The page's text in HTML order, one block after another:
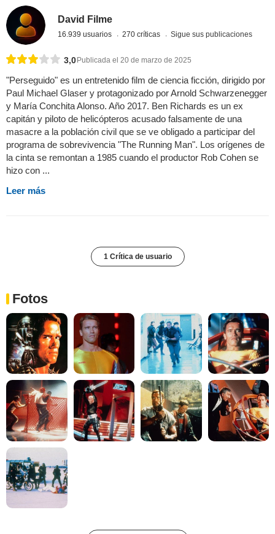
David Filme
16.939 usuarios 270 críticas Sigue sus publicaciones
3,0Publicada el 20 de marzo de 2025
"Perseguido" es un entretenido film de ciencia ficción, dirigido por
Paul Michael Glaser y protagonizado por Arnold Schwarzenegger
y María Conchita Alonso. Año 2017. Ben Richards es un ex
capitán y piloto de helicópteros acusado falsamente de una
masacre a la población civil que se ve obligado a participar del
programa de sobrevivencia "The Running Man". Los orígenes de
la cinta se remontan a 1985 cuando el productor Rob Cohen se
hizo con ...
Leer más
1 Crítica de usuario
Fotos